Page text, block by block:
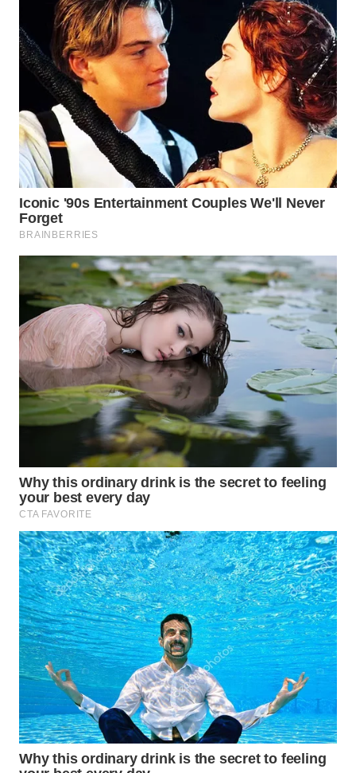
KARAWANG
WN
BEKASI
WN
BOGOR
WN
DEPOK
WN
TAPANULI
UTARA
WN
SAMOSIR
WN
PADANG
LAWAS
WN
CIANJUR
WN
KEPULAUAN
SERIBU
WN
TANGERANG
WN
BINJAI
WN
CIREBON